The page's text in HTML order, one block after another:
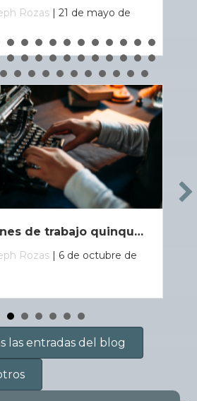
Rozas
21 de mayo de
Autorizaciones de trabajo quinquenales
Rozas | 6 de octubre de
las entradas del blog